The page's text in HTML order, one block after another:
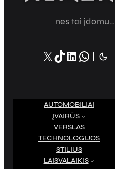
nes tai įdomu…
X TikTok LinkedIn WhatsApp
AUTOMOBILIAI
ĮVAIRŪS
VERSLAS
TECHNOLOGIJOS
STILIUS
LAISVALAIKIS